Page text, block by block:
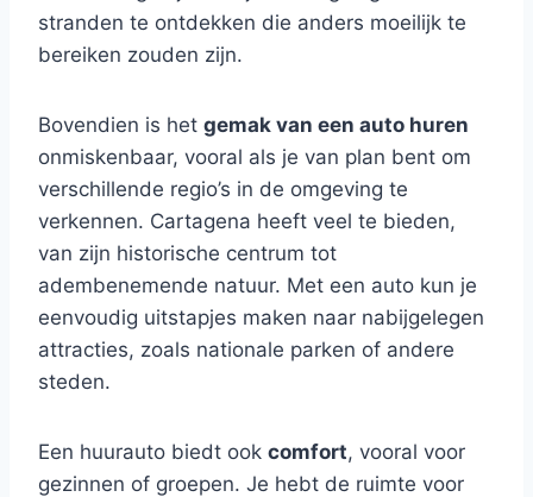
stranden te ontdekken die anders moeilijk te
bereiken zouden zijn.
Bovendien is het gemak van een auto huren
onmiskenbaar, vooral als je van plan bent om
verschillende regio’s in de omgeving te
verkennen. Cartagena heeft veel te bieden,
van zijn historische centrum tot
adembenemende natuur. Met een auto kun je
eenvoudig uitstapjes maken naar nabijgelegen
attracties, zoals nationale parken of andere
steden.
Een huurauto biedt ook comfort, vooral voor
gezinnen of groepen. Je hebt de ruimte voor